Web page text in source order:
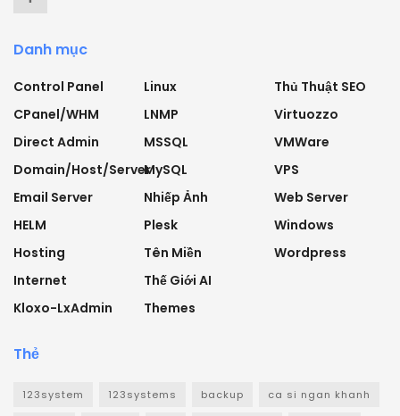
Danh mục
Control Panel
CPanel/WHM
Direct Admin
Domain/Host/Server
Email Server
HELM
Hosting
Internet
Kloxo-LxAdmin
Linux
LNMP
MSSQL
MySQL
Nhiếp Ảnh
Plesk
Tên Miền
Thế Giới AI
Themes
Thủ Thuật SEO
Virtuozzo
VMWare
VPS
Web Server
Windows
Wordpress
Thẻ
123system 123systems backup ca si ngan khanh